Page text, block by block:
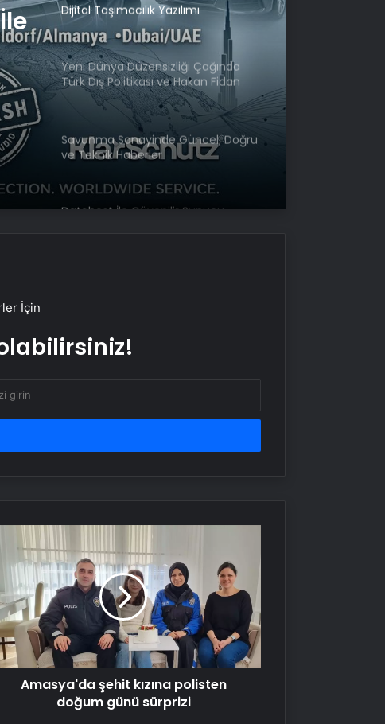
Dijital Taşımacılık Yazılımı
Yeni Dünya Düzensizliği Çağında
Türk Dış Politikası ve Hakan Fidan
Faktörü
Savunma Sanayinde Güncel, Doğru
ve Teknik Haberler
Datahost İle Güvenilir Sunucu
‘Normal doğum’ tartışmaları!
İfadesi ortaya çıktı
Bayraktar TB2’den bir başarı daha:
Milli motorla uçtu
Serjoy : Dijital Medya Ajansı, Google
Reklam Ajansı, SEO Ajansı ve Web
Tasarım Ajansı
UETDS Nedir ? Uetds.com İle Akıllı
İçin
Amasya'da şehit kızına polisten
doğum günü sürprizi